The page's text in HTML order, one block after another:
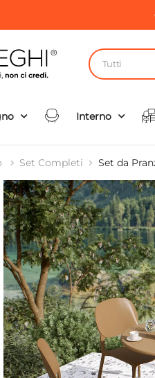
Tutti
Interno
Set Completi Set da